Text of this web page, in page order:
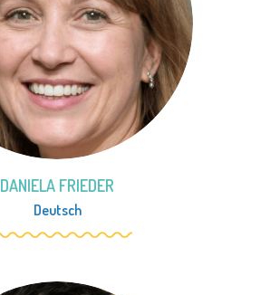
DANIELA FRIEDER
Deutsch